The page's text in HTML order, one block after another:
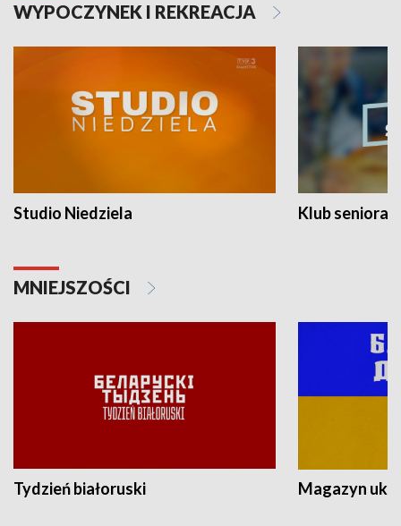
WYPOCZYNEK I REKREACJA
Studio Niedziela Klub seniora
MNIEJSZOŚCI
Tydzień białoruski Magazyn